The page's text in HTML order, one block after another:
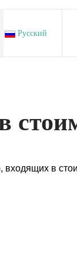
входящих в